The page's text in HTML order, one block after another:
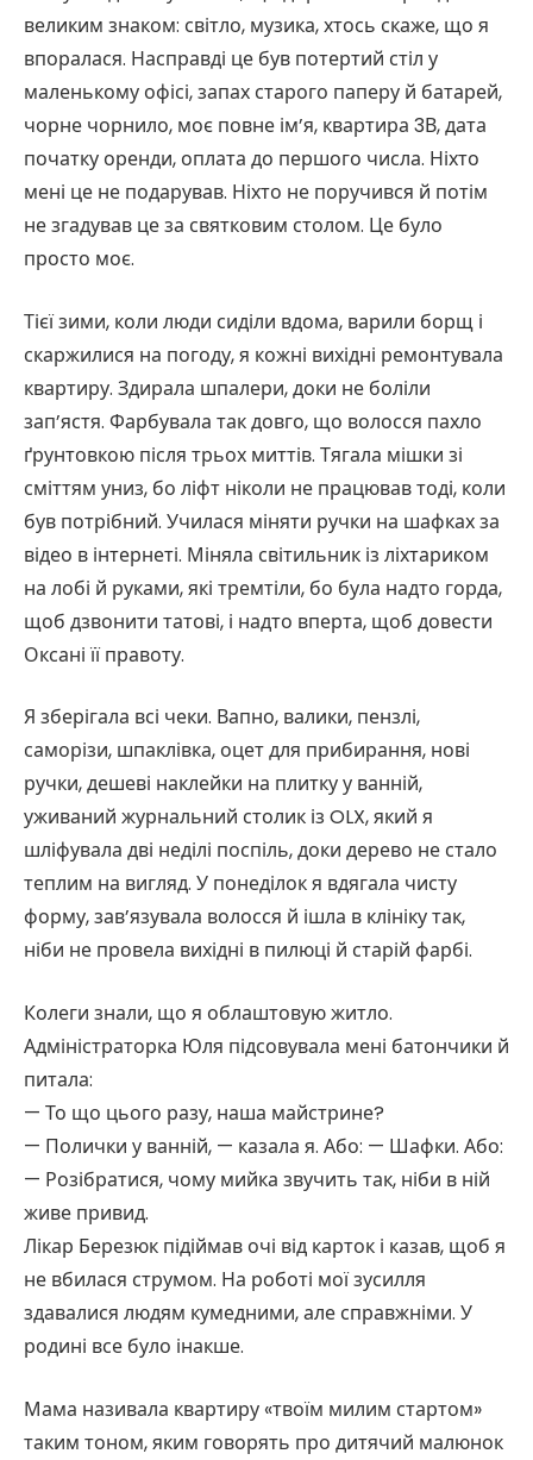
великим знаком: світло, музика, хтось скаже, що я
впоралася. Насправді це був потертий стіл у
маленькому офісі, запах старого паперу й батарей,
чорне чорнило, моє повне ім’я, квартира 3В, дата
початку оренди, оплата до першого числа. Ніхто
мені це не подарував. Ніхто не поручився й потім
не згадував це за святковим столом. Це було
просто моє.
Тієї зими, коли люди сиділи вдома, варили борщ і
скаржилися на погоду, я кожні вихідні ремонтувала
квартиру. Здирала шпалери, доки не боліли
зап’ястя. Фарбувала так довго, що волосся пахло
ґрунтовкою після трьох миттів. Тягала мішки зі
сміттям униз, бо ліфт ніколи не працював тоді, коли
був потрібний. Училася міняти ручки на шафках за
відео в інтернеті. Міняла світильник із ліхтариком
на лобі й руками, які тремтіли, бо була надто горда,
щоб дзвонити татові, і надто вперта, щоб довести
Оксані її правоту.
Я зберігала всі чеки. Вапно, валики, пензлі,
саморізи, шпаклівка, оцет для прибирання, нові
ручки, дешеві наклейки на плитку у ванній,
уживаний журнальний столик із OLX, який я
шліфувала дві неділі поспіль, доки дерево не стало
теплим на вигляд. У понеділок я вдягала чисту
форму, зав’язувала волосся й ішла в клініку так,
ніби не провела вихідні в пилюці й старій фарбі.
Колеги знали, що я облаштовую житло.
Адміністраторка Юля підсовувала мені батончики й
питала:
— То що цього разу, наша майстрине?
— Полички у ванній, — казала я. Або: — Шафки. Або:
— Розібратися, чому мийка звучить так, ніби в ній
живе привид.
Лікар Березюк підіймав очі від карток і казав, щоб я
не вбилася струмом. На роботі мої зусилля
здавалися людям кумедними, але справжніми. У
родині все було інакше.
Мама називала квартиру «твоїм милим стартом»
таким тоном, яким говорять про дитячий малюнок